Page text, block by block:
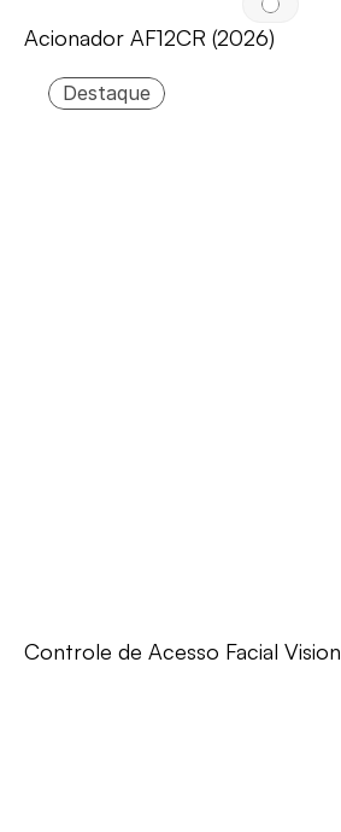
Acionador AF12CR (2026)
Destaque
Controle de Acesso Facial